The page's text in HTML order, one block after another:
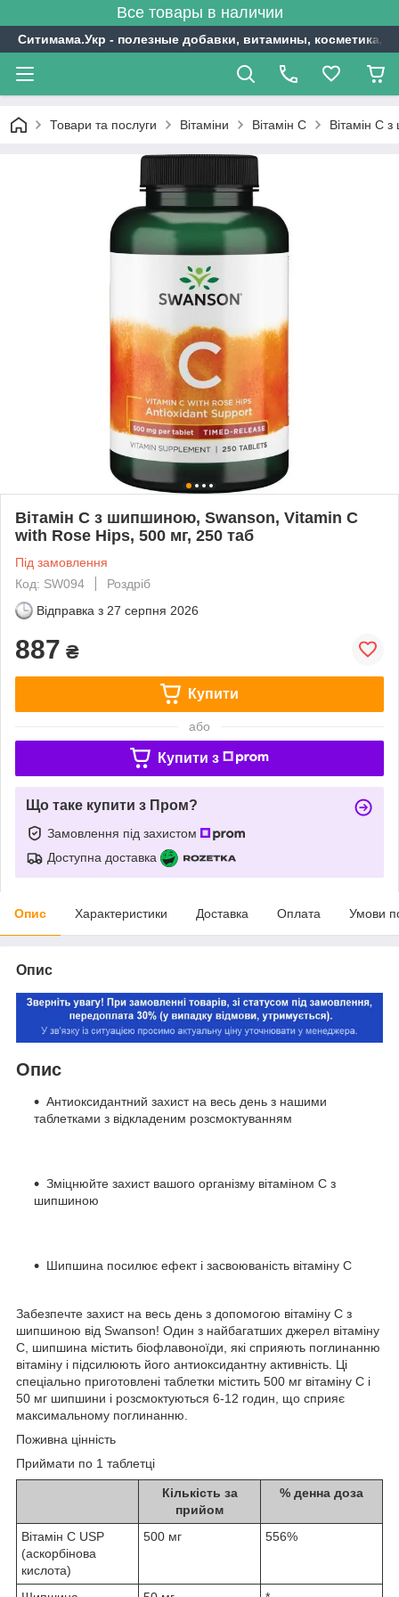
Все товары в наличии
Ситимама.Укр - полезные добавки, витамины, косметика,
Товари та послуги Вітаміни Вітамін С Вітамін С
Вітамін С з шипшиною, Swanson, Vitamin C
with Rose Hips, 500 мг, 250 таб
Під замовлення
Код: SW094
Роздріб
Відправка з 27 серпня 2026
887 ₴
Купити
або
Купити з
Що таке купити з Пром?
Замовлення під захистом
Доступна доставка
Опис Характеристики Доставка Оплата Умови
Опис
Опис
Антиоксидантний захист на весь день з нашими
таблетками з відкладеним розсмоктуванням
Зміцнюйте захист вашого організму вітаміном С з
шипшиною
Шипшина посилює ефект і засвоюваність вітаміну С
Забезпечте захист на весь день з допомогою вітаміну С з
шипшиною від Swanson! Один з найбагатших джерел вітаміну
С, шипшина містить біофлавоноїди, які сприяють поглинанню
вітаміну і підсилюють його антиоксидантну активність. Ці
спеціально приготовлені таблетки містить 500 мг вітаміну С і
50 мг шипшини і розсмоктуються 6-12 годин, що сприяє
максимальному поглинанню.
Поживна цінність
Приймати по 1 таблетці
Кількість за
прийом
% денна доза
Вітамін C USP
(аскорбінова
кислота)
500 мг 556%